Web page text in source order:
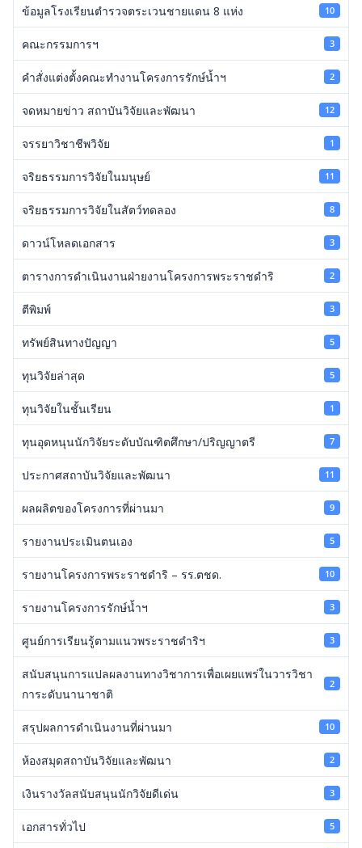
ข้อมูลโรงเรียนตำรวจตระเวนชายแดน 8 แห่ง 10
คณะกรรมการฯ 3
คำสั่งแต่งตั้งคณะทำงานโครงการรักษ์น้ำฯ 2
จดหมายข่าว สถาบันวิจัยและพัฒนา 12
จรรยาวิชาชีพวิจัย 1
จริยธรรมการวิจัยในมนุษย์ 11
จริยธรรมการวิจัยในสัตว์ทดลอง 8
ดาวน์โหลดเอกสาร 3
ตารางการดำเนินงานฝ่ายงานโครงการพระราชดำริ 2
ตีพิมพ์ 3
ทรัพย์สินทางปัญญา 5
ทุนวิจัยล่าสุด 5
ทุนวิจัยในชั้นเรียน 1
ทุนอุดหนุนนักวิจัยระดับบัณฑิตศึกษา/ปริญญาตรี 7
ประกาศสถาบันวิจัยและพัฒนา 11
ผลผลิตของโครงการที่ผ่านมา 9
รายงานประเมินตนเอง 5
รายงานโครงการพระราชดำริ – รร.ตชด. 10
รายงานโครงการรักษ์น้ำฯ 3
ศูนย์การเรียนรู้ตามแนวพระราชดำริฯ 3
สนับสนุนการแปลผลงานทางวิชาการเพื่อเผยแพร่ในวารวิชา
การะดับนานาชาติ
2
สรุปผลการดำเนินงานที่ผ่านมา 10
ห้องสมุดสถาบันวิจัยและพัฒนา 2
เงินรางวัลสนับสนุนนักวิจัยดีเด่น 3
เอกสารทั่วไป 5